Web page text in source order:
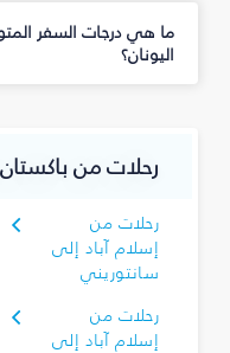
ما هي درجات السفر
اليونان؟
رحلات من باكستان
رحلات من
إسلام آباد إلى
سانتوريني
رحلات من
إسلام آباد إلى